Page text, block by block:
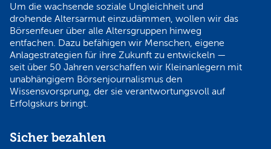
Um die wachsende soziale Ungleichheit und
drohende Altersarmut einzudämmen, wollen wir das
Börsenfeuer über alle Altersgruppen hinweg
entfachen. Dazu befähigen wir Menschen, eigene
Anlagestrategien für ihre Zukunft zu entwickeln —
seit über 50 Jahren verschaffen wir Kleinanlegern mit
unabhängigem Börsenjournalismus den
Wissensvorsprung, der sie verantwortungsvoll auf
Erfolgskurs bringt.
Sicher bezahlen